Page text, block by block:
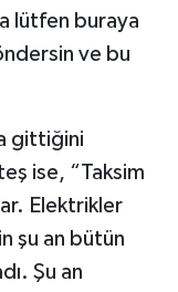
lütfen buraya
ve bu
gittiğini
ise, “Taksim
Elektrikler
şu an bütün
Şu an